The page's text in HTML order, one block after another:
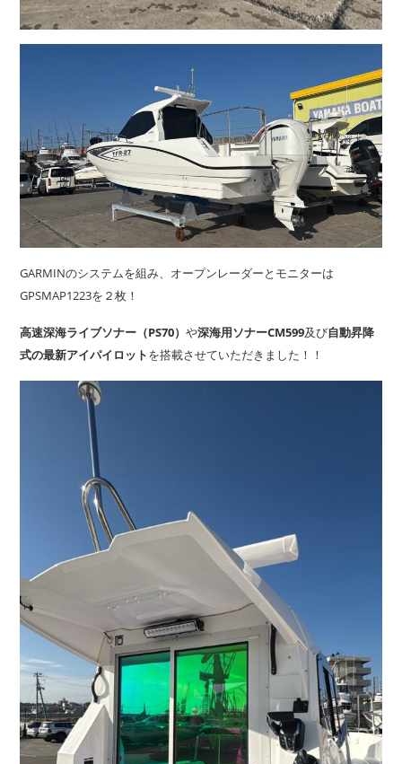
GARMINのシステムを組み、オープンレーダーとモニターは
GPSMAP1223を２枚！
高速深海ライブソナー（PS70）や深海用ソナーCM599及び自動昇降
式の最新アイパイロットを搭載させていただきました！！